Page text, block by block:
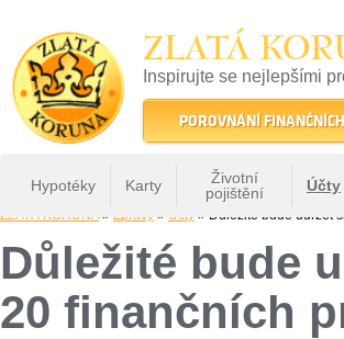
ZLATÁ
Inspirujte se nejlepšími
22 let tradice a kvality na
POROVNÁNÍ
Hypotéky Karty
Životní
pojištění
Účty
ZLATÁ KORUNA» Zprávy » Účty » Důležité bude udržet
Důležité bude
20 finančních